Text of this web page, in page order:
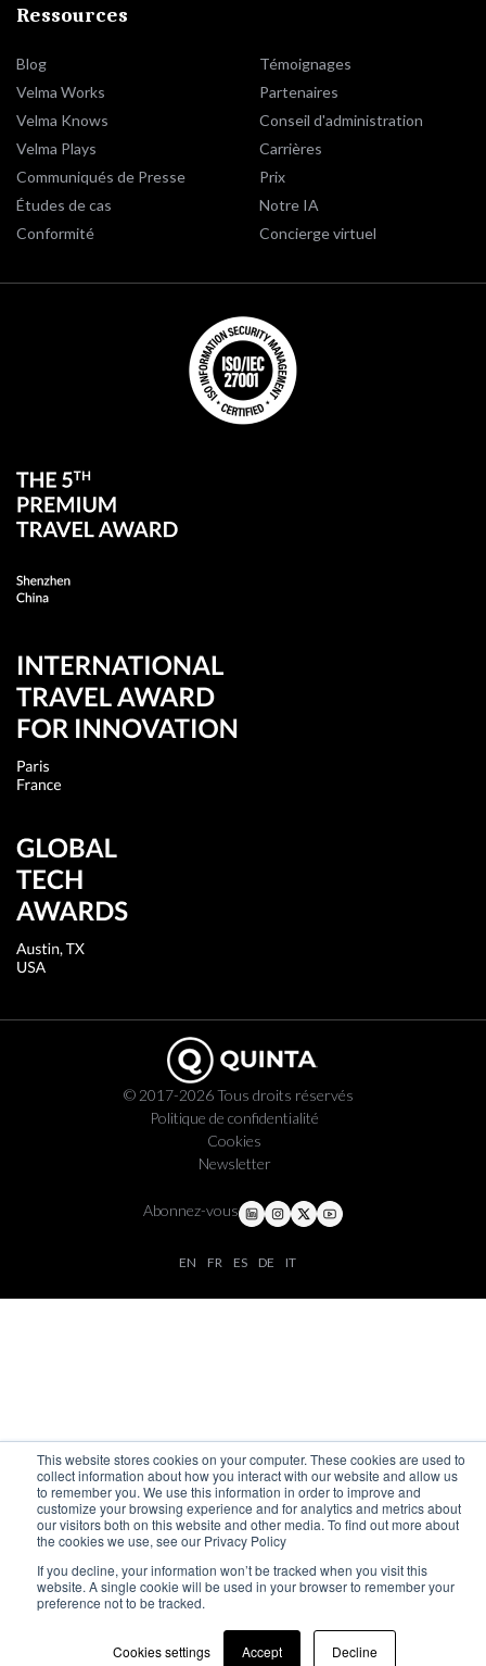
This website stores cookies on your computer. These cookies are used to
collect information about how you interact with our website and allow us
to remember you. We use this information in order to improve and
customize your browsing experience and for analytics and metrics about
our visitors both on this website and other media. To find out more about
the cookies we use, see our Privacy Policy
If you decline, your information won’t be tracked when you visit this
website. A single cookie will be used in your browser to remember your
preference not to be tracked.
Cookies settings Accept Decline
Ressources
Blog
Velma Works
Velma Knows
Velma Plays
Communiqués de Presse
Études de cas
Conformité
Témoignages
Partenaires
Conseil d'administration
Carrières
Prix
Notre IA
Concierge virtuel
© 2017-2026 Tous droits réservés
Politique de confidentialité
Cookies
Newsletter
Abonnez-vous
EN FR ES DE IT